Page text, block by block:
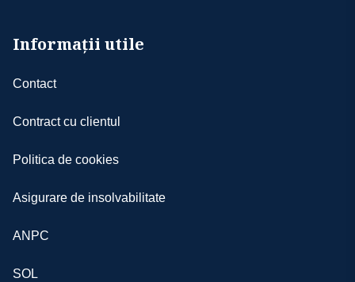
Informații utile
Contact
Contract cu clientul
Politica de cookies
Asigurare de insolvabilitate
ANPC
SOL